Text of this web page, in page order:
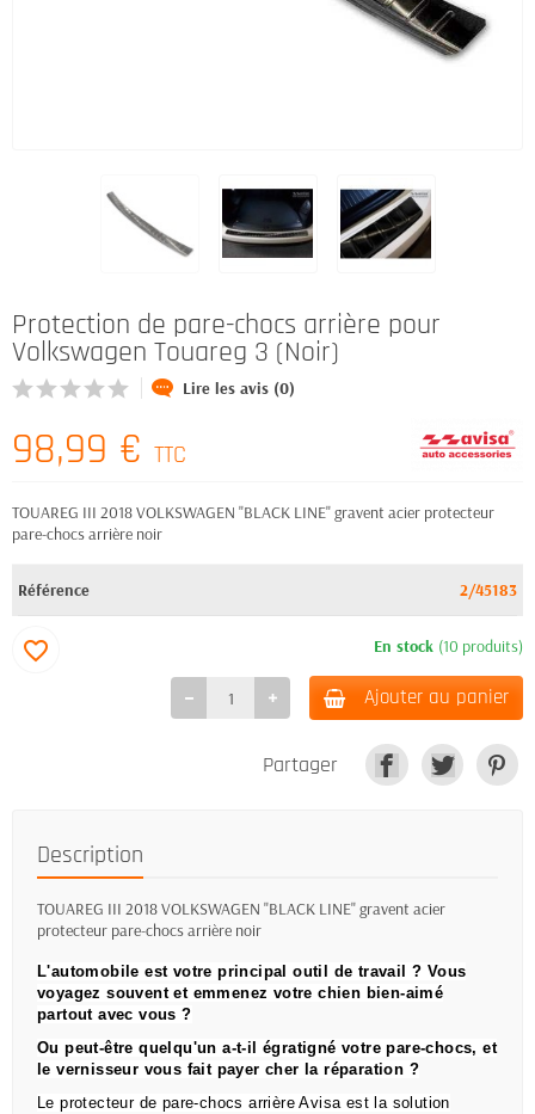
Protection de pare-chocs arrière pour
Volkswagen Touareg 3 (Noir)
Lire les avis (0)
98,99 € TTC
TOUAREG III 2018 VOLKSWAGEN "BLACK LINE" gravent acier protecteur
pare-chocs arrière noir
Référence 2/45183
En stock (10 produits)
Ajouter au panier
favorite_border
Partager
Description
TOUAREG III 2018 VOLKSWAGEN "BLACK LINE" gravent acier
protecteur pare-chocs arrière noir
L'automobile est votre principal outil de travail ? Vous
voyagez souvent et emmenez votre chien bien-aimé
partout avec vous ?
Ou peut-être quelqu'un a-t-il égratigné votre pare-chocs, et
le vernisseur vous fait payer cher la réparation ?
Le protecteur de pare-chocs arrière Avisa est la solution